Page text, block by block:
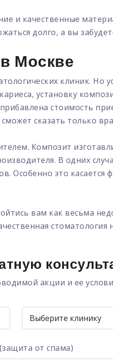
и качественные
долго, а вы
Москве
клиник. Но
установку
стоимость
сказать только
Композит
В одних
Особенно это касается
вам как весьма
стоматология
акции и ее
от спама)